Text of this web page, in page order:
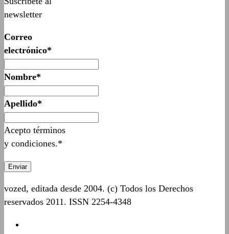
newsletter
Correo
electrónico*
Nombre*
Apellido*
Acepto términos
y condiciones.*
vozed, editada desde 2004. (c) Todos los Derechos
reservados 2011. ISSN 2254-4348